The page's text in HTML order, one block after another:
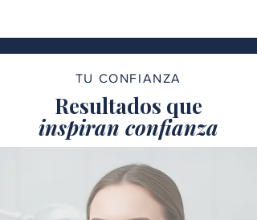
TU CONFIANZA
Resultados que
inspiran confianza